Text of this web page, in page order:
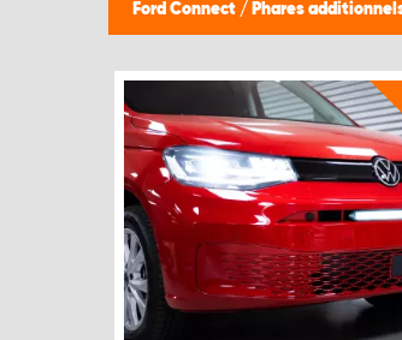
Ford Connect / Phares